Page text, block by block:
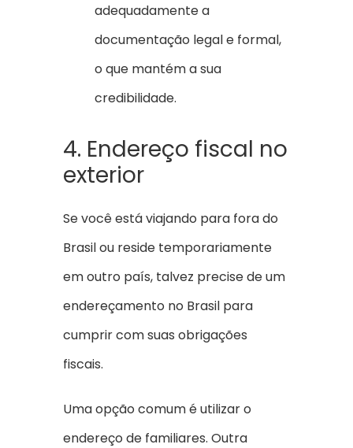
adequadamente a
documentação legal e formal,
o que mantém a sua
credibilidade.
4. Endereço fiscal no
exterior
Se você está viajando para fora do
Brasil ou reside temporariamente
em outro país, talvez precise de um
endereçamento no Brasil para
cumprir com suas obrigações
fiscais.
Uma opção comum é utilizar o
endereço de familiares. Outra